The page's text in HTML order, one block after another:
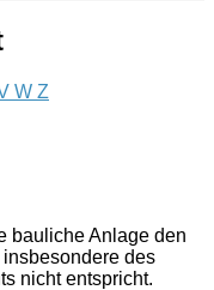
W Z
bauliche Anlage den
des
nicht entspricht.